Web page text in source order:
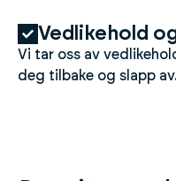
Vedlikehold
Vi tar oss av
deg tilbake og slapp